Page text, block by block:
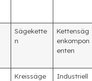
Sägekette
n
Kettensäg
enkompon
enten
Kreissäge
Industriell